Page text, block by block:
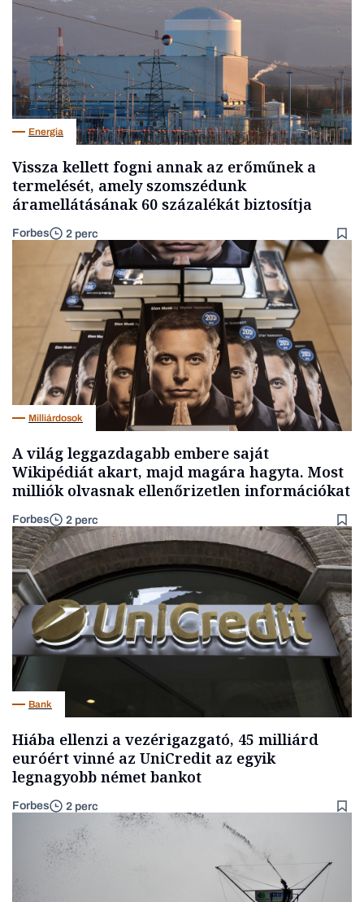
Energia
Vissza kellett fogni annak az erőműnek a
termelését, amely szomszédunk
áramellátásának 60 százalékát biztosítja
Forbes 2 perc
Milliárdosok
A világ leggazdagabb embere saját
Wikipédiát akart, majd magára hagyta. Most
milliók olvasnak ellenőrizetlen információkat
Forbes 2 perc
Bank
Hiába ellenzi a vezérigazgató, 45 milliárd
euróért vinné az UniCredit az egyik
legnagyobb német bankot
Forbes 2 perc